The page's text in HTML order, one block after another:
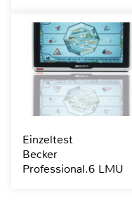
Einzeltest
Becker
Professional.6 LMU